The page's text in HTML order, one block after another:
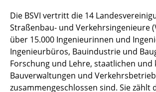
Die BSVI vertritt die 14
Straßenbau- und Verkehrsingenieure
über 15.000 Ingenieurinnen und
Ingenieurbüros, Bauindustrie und
Forschung und Lehre, staatlichen und
Bauverwaltungen und
zusammengeschlossen sind. Sie zählt